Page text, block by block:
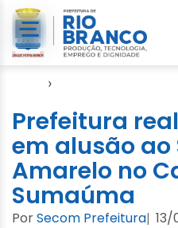
›
Prefeitura
em alusão ao
Amarelo no
Sumaúma
PorSecom Prefeitura| 13/